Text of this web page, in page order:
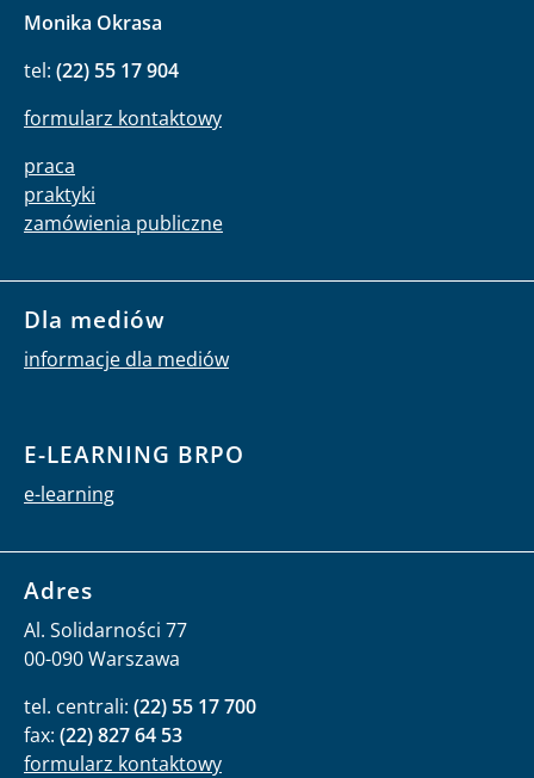
Monika Okrasa
tel: (22) 55 17 904
formularz kontaktowy
praca
praktyki
zamówienia publiczne
Dla mediów
informacje dla mediów
E-LEARNING BRPO
e-learning
Adres
Al. Solidarności 77
00-090 Warszawa
tel. centrali: (22) 55 17 700
fax: (22) 827 64 53
formularz kontaktowy